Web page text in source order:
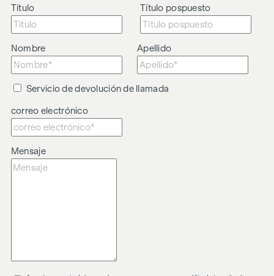
El agente actúa como doble intermediario.
Título Título pospuesto
Nombre Apellido
Servicio de devolución de llamada
correo electrónico
Mensaje